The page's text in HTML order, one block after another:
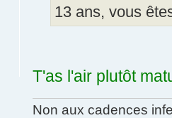
13 ans, vous
T'as l'air plutôt
Non aux cadences